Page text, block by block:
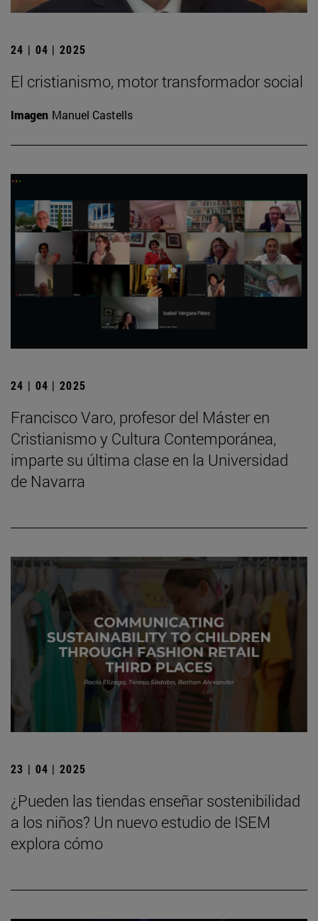
24 | 04 | 2025
El cristianismo, motor transformador social
Imagen Manuel Castells
24 | 04 | 2025
Francisco Varo, profesor del Máster en
Cristianismo y Cultura Contemporánea,
imparte su última clase en la Universidad
de Navarra
23 | 04 | 2025
¿Pueden las tiendas enseñar sostenibilidad
a los niños? Un nuevo estudio de ISEM
explora cómo